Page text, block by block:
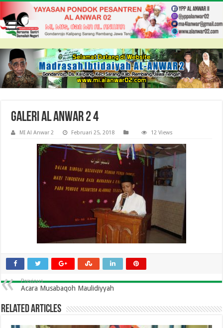
Galeri Al Anwar 2 4
MI Al Anwar 2 Februari 25, 2018 12 Views
Previous
Acara Musabaqoh Maulidiyyah
Related Articles